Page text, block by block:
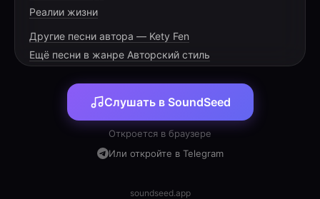
[VERSE 1]
Белый лист предо мной, как немой
Душа просит слов, но молчит мой мотор.
Мысли скрылись в тумане, за запертой
Я своей тишине почему-то не верю.
Я ищу этот смысл, но не знаю — в чём?
Реалии жизни
Другие песни автора — Kety Fen
Ещё песни в жанре Авторский стиль
Слушать в SoundSeed
Откроется в браузере
Или откройте в Telegram
soundseed.app